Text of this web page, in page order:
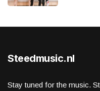
Steedmusic.nl
Stay tuned for the music.